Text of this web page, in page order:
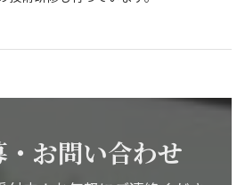
お問い合わせ